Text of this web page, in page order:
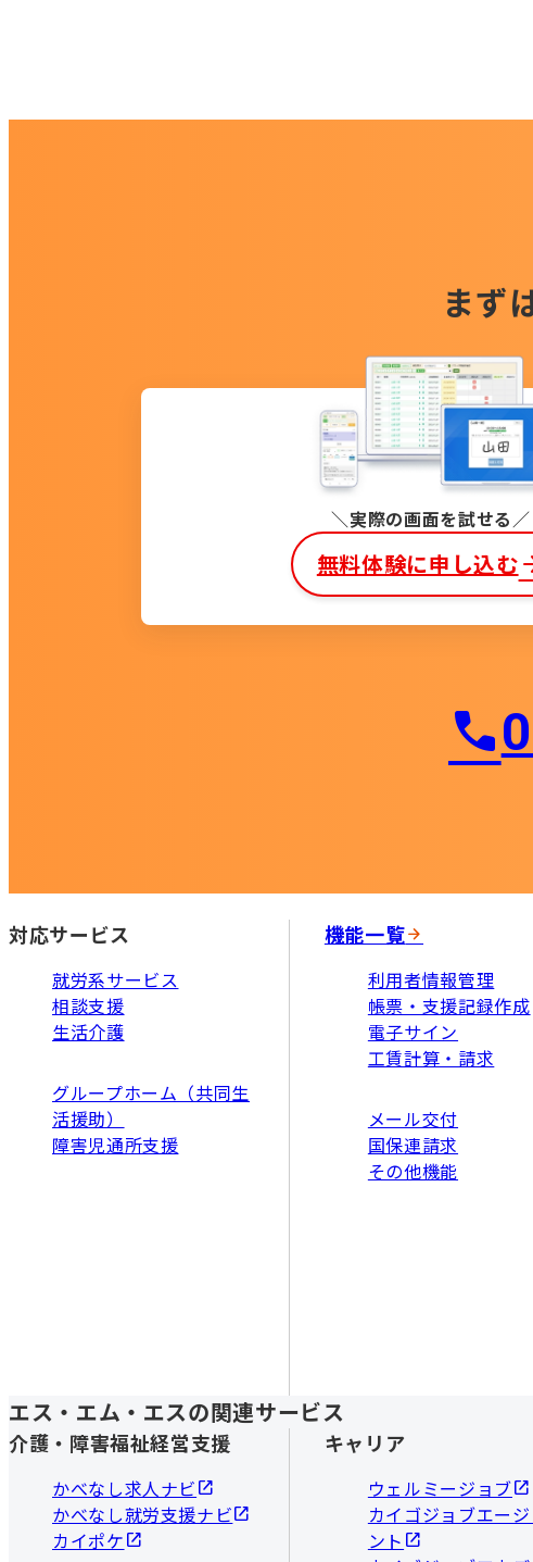
まず
実際の画面を試せる
無料体験に申し込む
対応サービス
就労系サービス
相談支援
生活介護
グループホーム（共同生
活援助）
障害児通所支援
機能一覧
利用者情報管理
帳票・支援記録作成
電子サイン
工賃計算・請求
メール交付
国保連請求
その他機能
エス・エム・エスの関連サービス
介護・障害福祉経営支援
かべなし求人ナビ
かべなし就労支援ナビ
カイポケ
キャリア
ウェルミージョブ
カイゴジョブエージ
ント